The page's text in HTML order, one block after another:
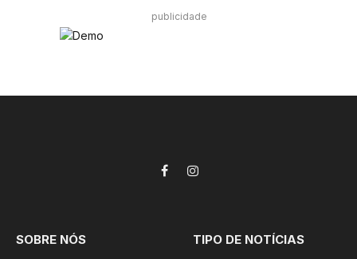
publicidade
FacebookInstagram
SOBRE NÓS TIPO DE NOTÍCIAS